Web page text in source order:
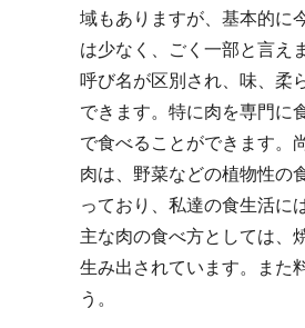
域もありますが、基本的に
は少なく、ごく一部と言え
呼び名が区別され、味、柔
できます。特に肉を専門に
で食べることができます。
肉は、野菜などの植物性の
っており、私達の食生活に
主な肉の食べ方としては、
生み出されています。また
う。